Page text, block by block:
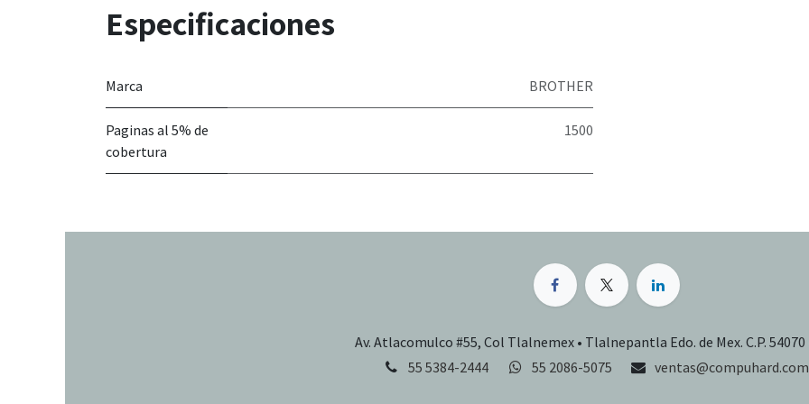
Especificaciones
Marca BROTHER
Paginas al 5% de
cobertura
1500
Av. Atlacomulco #55, Col Tlalnemex • Tlalnepantla Edo. de Mex. C.P. 54070
55 5384-2444
55 2086-5075